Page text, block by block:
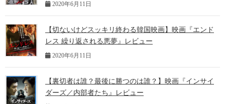
2020年6月11日
【切ないけどスッキリ終わる韓国映画】映画『エンド
レス 繰り返される悪夢』レビュー
2020年6月11日
【裏切者は誰？最後に勝つのは誰？】映画『インサイ
ダーズ／内部者たち』レビュー